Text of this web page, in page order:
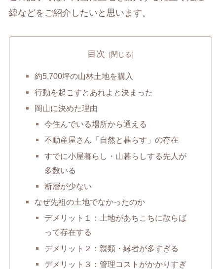
緯などをご紹介したいと思います。
目次
約5,700坪の山林土地を購入
行動を起こすとあれよと決まった
岡山に決めた理由
今住んでいる場所から通える
不動産屋さん「自然と暮らす」の存在
すでに小屋暮らし・山暮らしする先人が
多数いる
断層が少ない
なぜ先祖の土地でなかったのか
デメリット１：土地があちこちに散らば
って存在する
デメリット２：親類・縁者が多すぎる
デメリット３：管理コストがかかりすぎ